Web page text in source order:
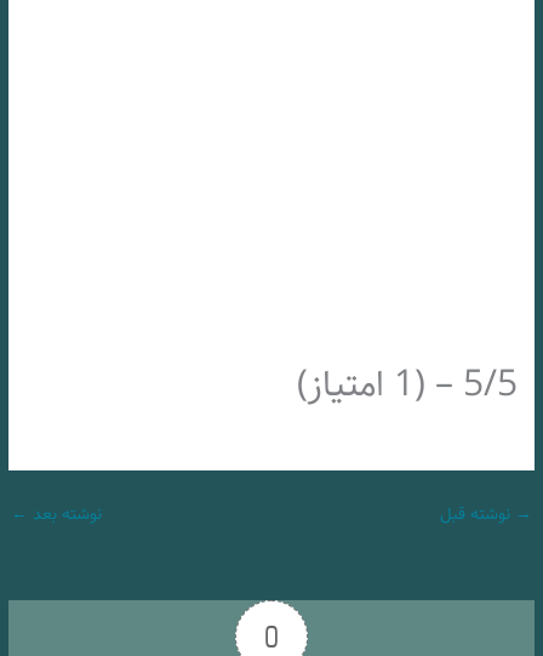
5/5 – (1 امتیاز)
→ نوشته قبل نوشته بعد ←
0